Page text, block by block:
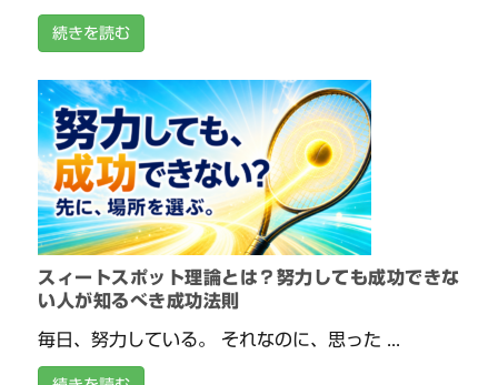
続きを読む
スィートスポット理論とは？努力しても成功できな
い人が知るべき成功法則
毎日、努力している。 それなのに、思った ...